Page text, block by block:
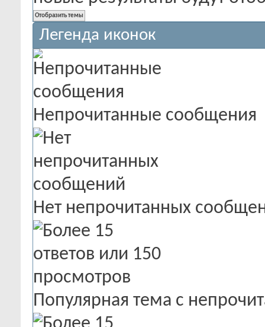
Легенда иконок
Непрочитанные сообщения
Нет непрочитанных
Популярная тема с